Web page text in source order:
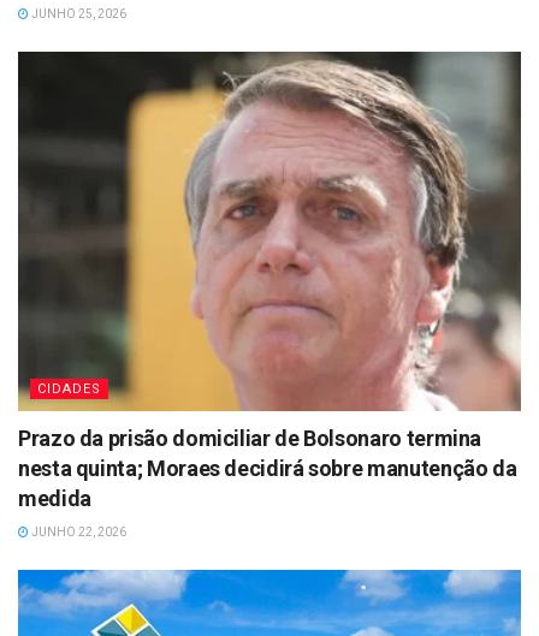
JUNHO 25, 2026
CIDADES
Prazo da prisão domiciliar de Bolsonaro termina
nesta quinta; Moraes decidirá sobre manutenção da
medida
JUNHO 22, 2026